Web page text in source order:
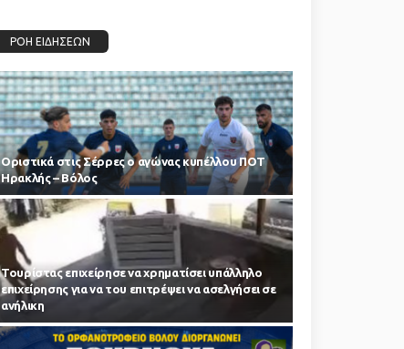
ΡΟΗ ΕΙΔΗΣΕΩΝ
Οριστικά στις Σέρρες ο αγώνας κυπέλλου ΠΟΤ
Ηρακλής – Βόλος
Τουρίστας επιχείρησε να χρηματίσει υπάλληλο
επιχείρησης για να του επιτρέψει να ασελγήσει σε
ανήλικη